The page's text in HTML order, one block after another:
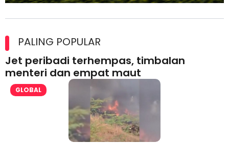
lesen separuh pertama 2026
PALING POPULAR
Jet peribadi terhempas, timbalan
menteri dan empat maut
GLOBAL